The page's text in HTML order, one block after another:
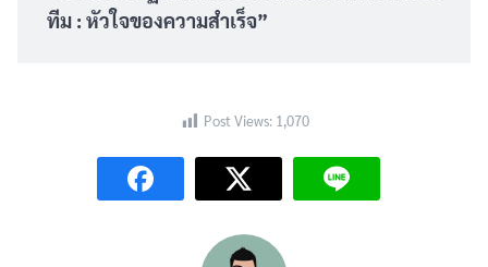
ทีม : หัวใจของความสำเร็จ”
Post Views: 1,070